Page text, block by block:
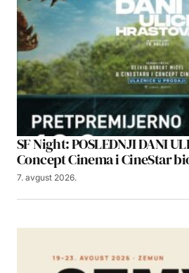
SF Night: POSLEDNJI DANI
Concept Cinema i CineStar
7. avgust 2026.